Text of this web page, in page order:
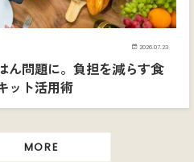
2026.07.23
ん問題に。負担を減らす食
ット活用術
MORE